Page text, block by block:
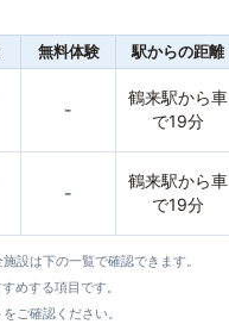
無料体験 駅からの距離
-
鶴来駅から車
で19分
-
鶴来駅から車
で19分
設は下の一覧で確認できます。
めする項目です。
ご確認ください。